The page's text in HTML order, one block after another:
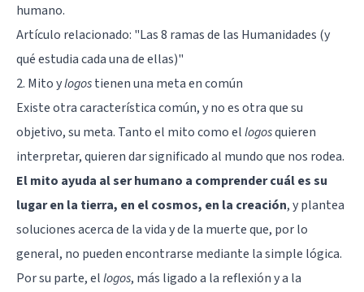
humano.
Artículo relacionado: "Las 8 ramas de las Humanidades (y
qué estudia cada una de ellas)"
2. Mito ylogostienen una meta en común
Existe otra característica común, y no es otra que su
objetivo, su meta. Tanto el mito como ellogosquieren
interpretar, quieren dar significado al mundo que nos rodea.
El mito ayuda al ser humano a comprender cuál es su
lugar en la tierra, en el cosmos, en la creación, y plantea
soluciones acerca de la vida y de la muerte que, por lo
general, no pueden encontrarse mediante la simple lógica.
Por su parte, ellogos, más ligado a la reflexión y a la